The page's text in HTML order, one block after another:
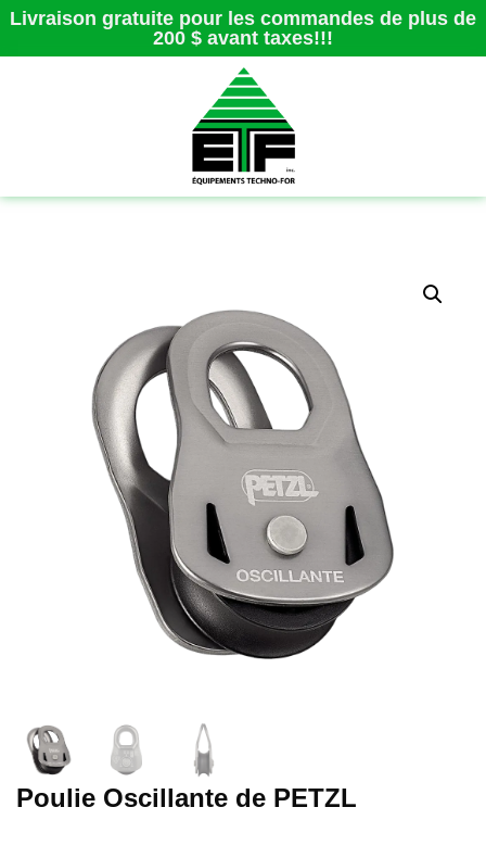
Livraison gratuite pour les commandes de plus de
200 $ avant taxes!!!
Poulie Oscillante de PETZL